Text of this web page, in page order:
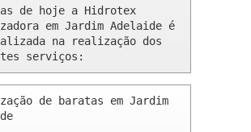
de hoje a Hidrotex
em Jardim Adelaide é
na realização dos
serviços:
de baratas em Jardim